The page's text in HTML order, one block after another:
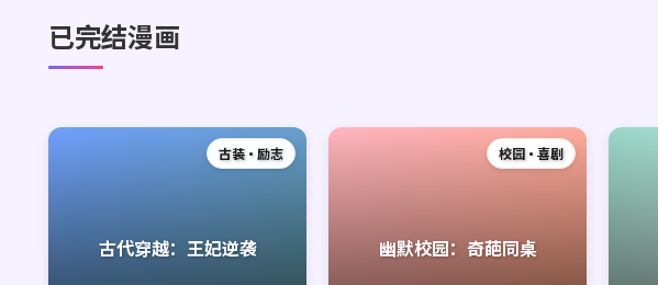
已完结漫画
古代穿越：王妃逆袭
古装·励志
幽默校园：奇葩同桌
校园·喜剧